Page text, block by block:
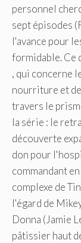
personnel
sept épisodes
l'avance pour
formidable. Ce
, qui concerne
nourriture et
travers le
la série : le
découverte
don pour
commandant
complexe de
l'égard de
Donna (Jamie
pâtissier haut